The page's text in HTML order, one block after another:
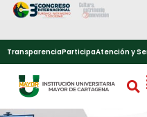
TransparenciaParticipaAtención y